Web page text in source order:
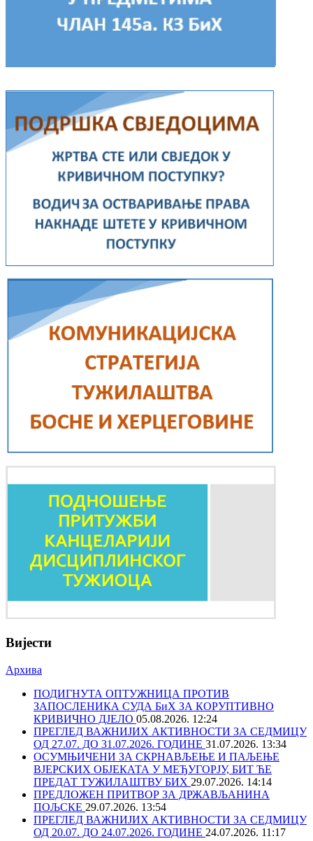
Вијести
Архива
ПОДИГНУТА ОПТУЖНИЦА ПРОТИВ
ЗАПОСЛЕНИКА СУДА БиХ ЗА КОРУПТИВНО
КРИВИЧНО ДЈЕЛО 05.08.2026. 12:24
ПРЕГЛЕД ВАЖНИЈИХ АКТИВНОСТИ ЗА СЕДМИЦУ
ОД 27.07. ДО 31.07.2026. ГОДИНЕ 31.07.2026. 13:34
ОСУМЊИЧЕНИ ЗА СКРНАВЉЕЊЕ И ПАЉЕЊЕ
ВЈЕРСКИХ ОБЈЕКАТА У МЕЂУГОРЈУ, БИТ ЋЕ
ПРЕДАТ ТУЖИЛАШТВУ БИХ 29.07.2026. 14:14
ПРЕДЛОЖЕН ПРИТВОР ЗА ДРЖАВЉАНИНА
ПОЉСКЕ 29.07.2026. 13:54
ПРЕГЛЕД ВАЖНИЈИХ АКТИВНОСТИ ЗА СЕДМИЦУ
ОД 20.07. ДО 24.07.2026. ГОДИНЕ 24.07.2026. 11:17